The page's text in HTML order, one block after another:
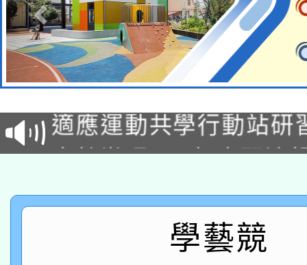
本校115學年度第2次
招甄選結果公告(無人
招)
適應運動共學行動站研
本館辦理115年度閱讀
A3數位素養講師名單
「數位內容與教學軟
學藝競